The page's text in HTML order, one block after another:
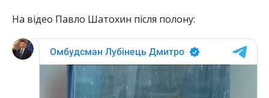
На відео Павло Шатохин після полону: